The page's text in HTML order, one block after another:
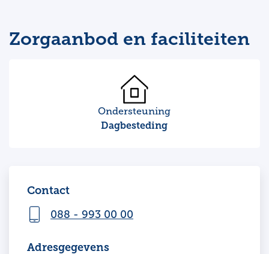
Zorgaanbod en faciliteiten
Ondersteuning
Dagbesteding
Contact
088 - 993 00 00
Adresgegevens